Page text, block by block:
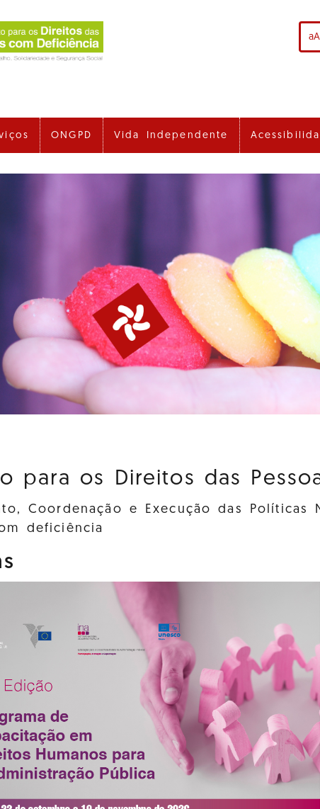
aA
ONGPD Vida Independente
para os Direitos das
Coordenação e Execução das
deficiência